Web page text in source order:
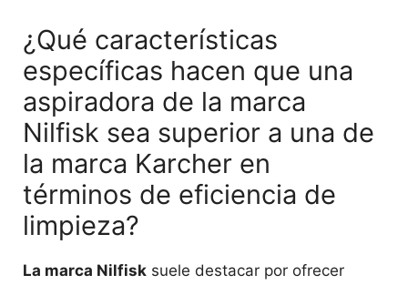
¿Qué características
específicas hacen que una
aspiradora de la marca
Nilfisk sea superior a una de
la marca Karcher en
términos de eficiencia de
limpieza?
La marca Nilfisk suele destacar por ofrecer